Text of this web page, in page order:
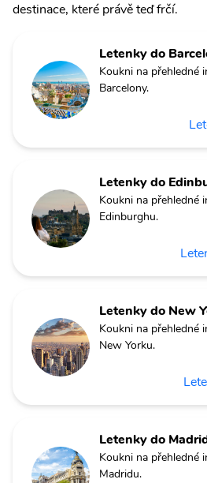
destinace, které právě teď frčí.
Letenky do
Koukni na přehledné
Barcelony.
Letenky do
Koukni na přehledné
Edinburghu.
Letenky do New
Koukni na přehledné
New Yorku.
Letenky do
Koukni na přehledné
Madridu.